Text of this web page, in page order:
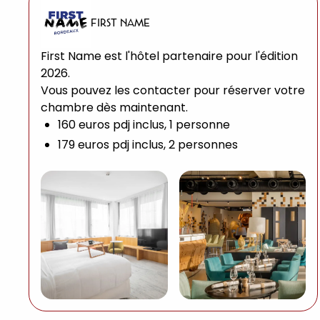
FIRST NAME
First Name est l'hôtel partenaire pour l'édition
2026.
Vous pouvez les contacter pour réserver votre
chambre dès maintenant.
160 euros pdj inclus, 1 personne
179 euros pdj inclus, 2 personnes